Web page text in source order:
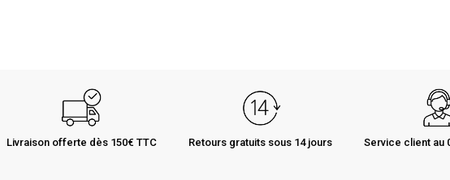
Livraison offerte dès 150€ TTC Retours gratuits sous 14 jours Service client au